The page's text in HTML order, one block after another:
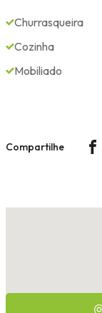
Churrasqueira
Cozinha
Mobiliado
Compartilhe